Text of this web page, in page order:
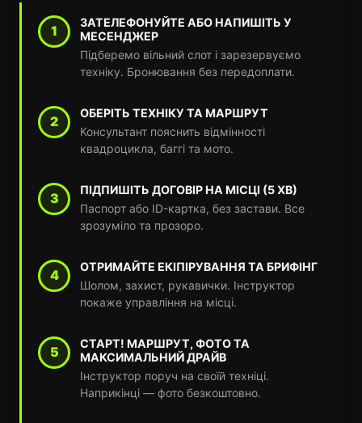
1
ЗАТЕЛЕФОНУЙТЕ АБО НАПИШІТЬ У
МЕСЕНДЖЕР
Підберемо вільний слот і зарезервуємо
техніку. Бронювання без передоплати.
2
ОБЕРІТЬ ТЕХНІКУ ТА МАРШРУТ
Консультант пояснить відмінності
квадроцикла, баггі та мото.
3
ПІДПИШІТЬ ДОГОВІР НА МІСЦІ (5 ХВ)
Паспорт або ID-картка, без застави. Все
зрозуміло та прозоро.
4
ОТРИМАЙТЕ ЕКІПІРУВАННЯ ТА БРИФІНГ
Шолом, захист, рукавички. Інструктор
покаже управління на місці.
5
СТАРТ! МАРШРУТ, ФОТО ТА
МАКСИМАЛЬНИЙ ДРАЙВ
Інструктор поруч на своїй техніці.
Наприкінці — фото безкоштовно.